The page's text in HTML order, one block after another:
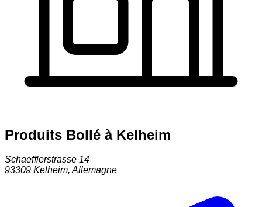
Produits Bollé à Kelheim
Schaefflerstrasse 14
93309 Kelheim,Allemagne